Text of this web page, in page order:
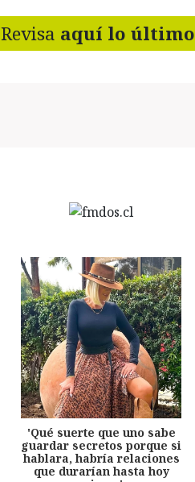
Revisa aquí lo último
'Qué suerte que uno sabe
guardar secretos porque si
hablara, habría relaciones
que durarían hasta hoy